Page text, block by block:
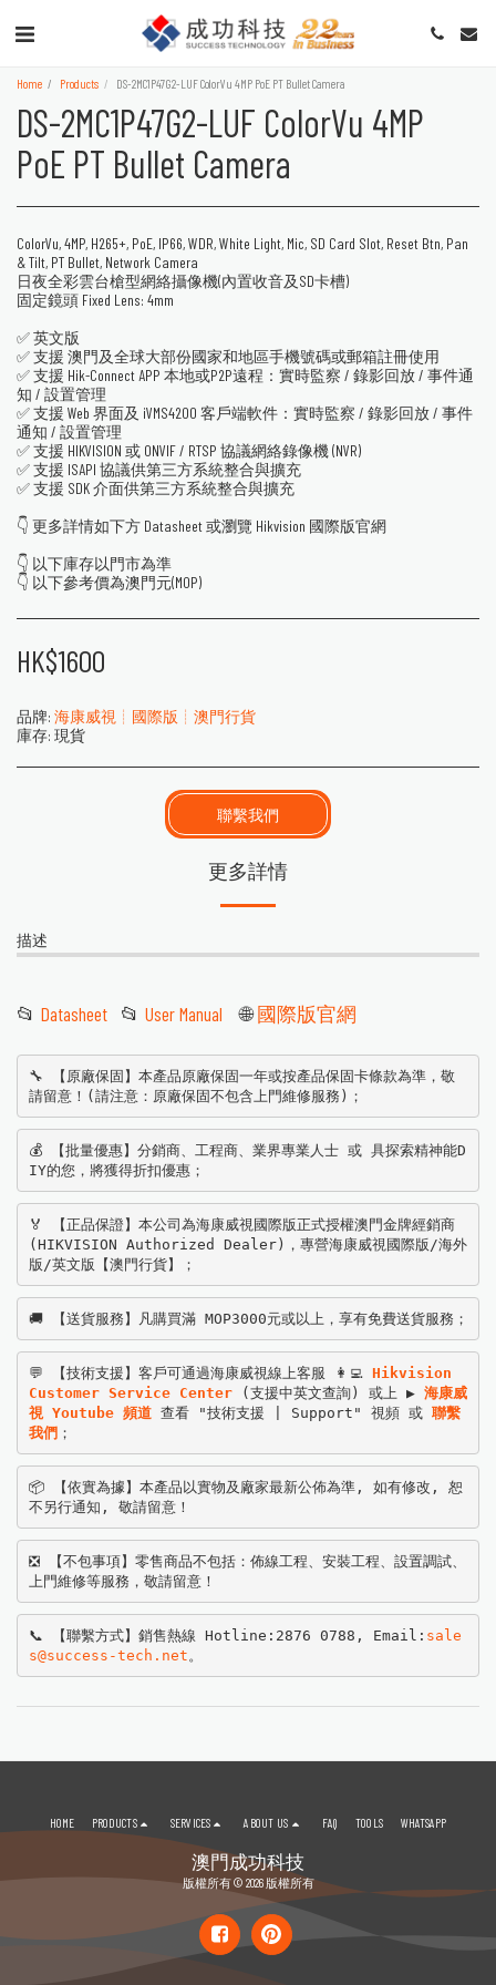
Home Products DS-2MC1P47G2-LUF ColorVu 4MP PoE PT Bullet Camera
DS-2MC1P47G2-LUF ColorVu 4MP
PoE PT Bullet Camera
ColorVu, 4MP, H265+, PoE, IP66, WDR, White Light, Mic, SD Card Slot, Reset Btn, Pan
& Tilt, PT Bullet, Network Camera
日夜全彩雲台槍型網絡攝像機(內置收音及SD卡槽)
固定鏡頭 Fixed Lens: 4mm
✅ 英文版
✅ 支援 澳門及全球大部份國家和地區手機號碼或郵箱註冊使用
✅ 支援 Hik-Connect APP 本地或P2P遠程：實時監察 / 錄影回放 / 事件通
知 / 設置管理
✅ 支援 Web 界面及 iVMS4200 客戶端軟件：實時監察 / 錄影回放 / 事件
通知 / 設置管理
✅ 支援 HIKVISION 或 ONVIF / RTSP 協議網絡錄像機 (NVR)
✅ 支援 ISAPI 協議供第三方系統整合與擴充
✅ 支援 SDK 介面供第三方系統整合與擴充
👇 更多詳情如下方 Datasheet 或瀏覽 Hikvision 國際版官網
👇 以下庫存以門市為準
👇 以下參考價為澳門元(MOP)
HK$1600
品牌: 海康威視┊國際版┊澳門行貨
庫存: 現貨
聯繫我們
更多詳情
描述
📂 Datasheet 📂 User Manual 🌐國際版官網
🔧 【原廠保固】本產品原廠保固一年或按產品保固卡條款為準，敬
請留意！(請注意：原廠保固不包含上門維修服務)；
💰 【批量優惠】分銷商、工程商、業界專業人士 或 具探索精神能D
IY的您，將獲得折扣優惠；
🏅 【正品保證】本公司為海康威視國際版正式授權澳門金牌經銷商
(HIKVISION Authorized Dealer)，專營海康威視國際版/海外
版/英文版【澳門行貨】；
🚚 【送貨服務】凡購買滿 MOP3000元或以上，享有免費送貨服務；
💬 【技術支援】客戶可通過海康威視線上客服 👩‍💻 Hikvision
Customer Service Center (支援中英文查詢) 或上 ▶️ 海康威
視 Youtube 頻道 查看 "技術支援 | Support" 視頻 或 聯繫
我們；
📦 【依實為據】本產品以實物及廠家最新公佈為準, 如有修改, 恕
不另行通知, 敬請留意！
❎ 【不包事項】零售商品不包括：佈線工程、安裝工程、設置調試、
上門維修等服務，敬請留意！
📞 【聯繫方式】銷售熱線 Hotline:2876 0788, Email: sale
s@success-tech.net 。
澳門成功科技
版權所有 © 2026 版權所有
HOME PRODUCTS SERVICES ABOUT US FAQ TOOLS WHATSAPP